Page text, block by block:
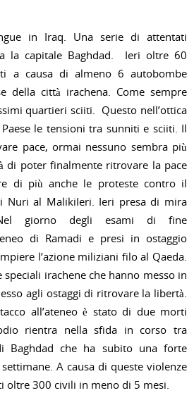
in Iraq. Una serie di attentati
la capitale Baghdad. Ieri oltre 60
a causa di almeno 6 autobombe
della città irachena. Come sempre
quartieri sciiti. Questo nell’ottica
le tensioni tra sunniti e sciiti. Il
pace, ormai nessuno sembra più
di poter finalmente ritrovare la pace
di più anche le proteste contro il
Nuri al MalikiIeri. Ieri presa di mira
Nel giorno degli esami di fine
di Ramadi e presi in ostaggio
l’azione miliziani filo al Qaeda.
speciali irachene che hanno messo in
agli ostaggi di ritrovare la libertà.
all’ateneo è stato di due morti
rientra nella sfida in corso tra
che ha subito una forte
A causa di queste violenze
300 civili in meno di 5 mesi.